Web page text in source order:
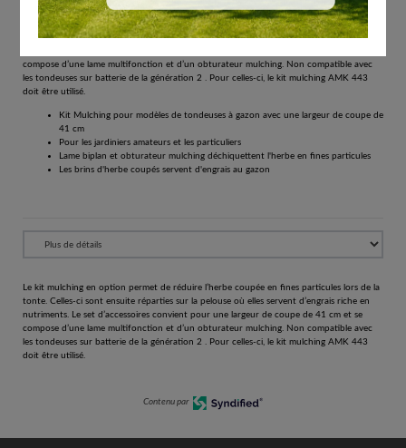
Le kit mulching en option permet de réduire l’herbe coupée en fines particules lors de la
tonte. Celles-ci sont ensuite réparties sur la pelouse où elles servent d’engrais riche en
compose d’une lame multifonction et d’un obturateur mulching. Non compatible avec
les tondeuses sur batterie de la génération 2 . Pour celles-ci, le kit mulching AMK 443
doit être utilisé.
Kit Mulching pour modèles de tondeuses à gazon avec une largeur de coupe de
41 cm
Pour les jardiniers amateurs et les particuliers
Lame biplan et obturateur mulching déchiquettent l'herbe en fines particules
Les brins d'herbe coupés servent d'engrais au gazon
Le kit mulching en option permet de réduire l’herbe coupée en fines particules lors de la
tonte. Celles-ci sont ensuite réparties sur la pelouse où elles servent d’engrais riche en
nutriments. Le set d’accessoires convient pour une largeur de coupe de 41 cm et se
compose d’une lame multifonction et d’un obturateur mulching. Non compatible avec
les tondeuses sur batterie de la génération 2 . Pour celles-ci, le kit mulching AMK 443
doit être utilisé.
Contenu par